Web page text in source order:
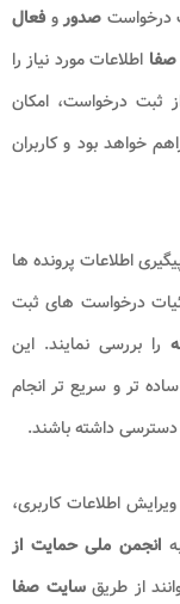
درخواست صدوروفعال
اطلاعات مورد نیاز را
ثبت درخواست، امکان
خواهد بود و کاربران
اطلاعات پرونده ها
درخواست های ثبت
را بررسی نمایند. این
تر و سریع تر انجام
دسترسی داشته باشند.
اطلاعات کاربری،
انجمن ملی حمایت از
از طریقسایت صفا